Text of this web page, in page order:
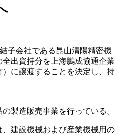
子会社である昆山清陽精密機
出資持分を上海鵬成協通企業
に譲渡することを決定し、持
製造販売事業を行っている。
建設機械および産業機械用の